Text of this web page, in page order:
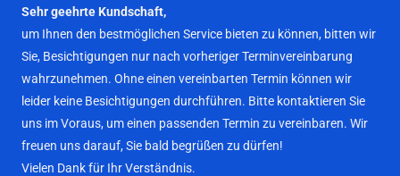
Sehr geehrte Kundschaft,
um Ihnen den bestmöglichen Service bieten zu können, bitten wir
Sie, Besichtigungen nur nach vorheriger Terminvereinbarung
wahrzunehmen. Ohne einen vereinbarten Termin können wir
leider keine Besichtigungen durchführen. Bitte kontaktieren Sie
uns im Voraus, um einen passenden Termin zu vereinbaren. Wir
freuen uns darauf, Sie bald begrüßen zu dürfen!
Vielen Dank für Ihr Verständnis.